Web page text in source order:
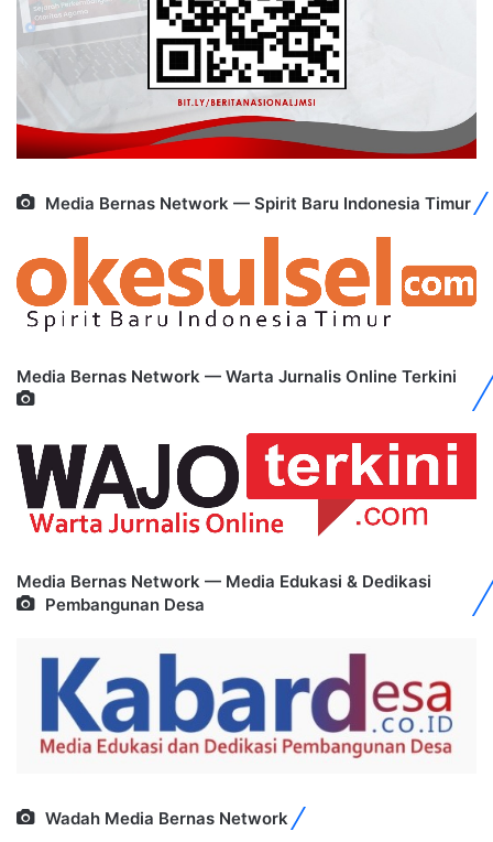
Media Bernas Network — Spirit Baru Indonesia Timur
Media Bernas Network — Warta Jurnalis Online Terkini
Media Bernas Network — Media Edukasi & Dedikasi
Pembangunan Desa
Wadah Media Bernas Network